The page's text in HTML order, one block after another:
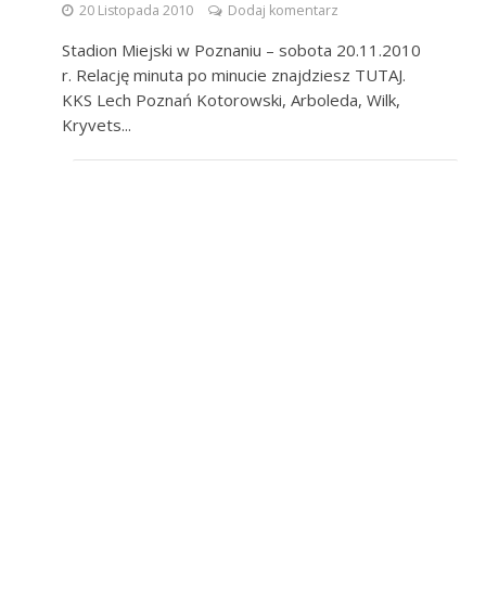
20 Listopada 2010 Dodaj komentarz
Stadion Miejski w Poznaniu – sobota 20.11.2010
r. Relację minuta po minucie znajdziesz TUTAJ.
KKS Lech Poznań Kotorowski, Arboleda, Wilk,
Kryvets...